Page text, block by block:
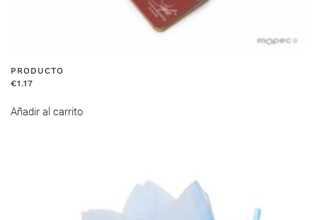
PRODUCTO
€1.17
Añadir al carrito